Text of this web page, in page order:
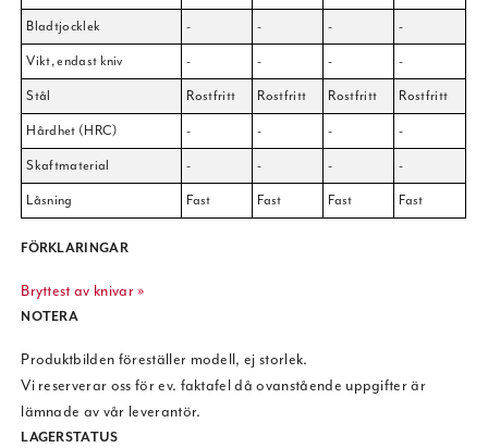
Bladtjocklek
- - -
-
Vikt, endast kniv
- - -
-
Stål
Rostfritt Rostfritt Rostfritt
Rostfritt
Hårdhet (HRC)
- - -
-
Skaftmaterial
- - -
-
Låsning
Fast Fast Fast Fast
FÖRKLARINGAR
Bryttest av knivar »
NOTERA
Produktbilden föreställer modell, ej storlek.
Vi reserverar oss för ev. faktafel då ovanstående uppgifter är
lämnade av vår leverantör.
LAGERSTATUS